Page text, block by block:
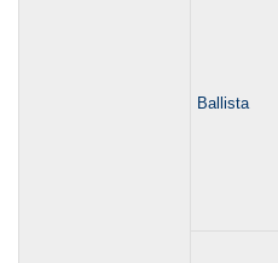
Ballista